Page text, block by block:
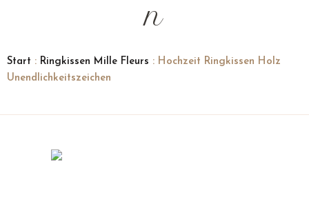
n
Start : Ringkissen Mille Fleurs : Hochzeit Ringkissen Holz
Unendlichkeitszeichen